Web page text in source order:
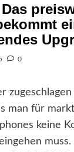
0
man für
keine